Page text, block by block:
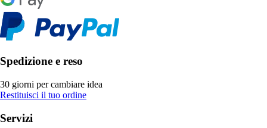
Spedizione e reso
30 giorni per cambiare idea
Restituisci il tuo ordine
Servizi